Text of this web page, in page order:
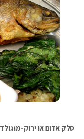
סלק אדום או ירוק-מנגולד